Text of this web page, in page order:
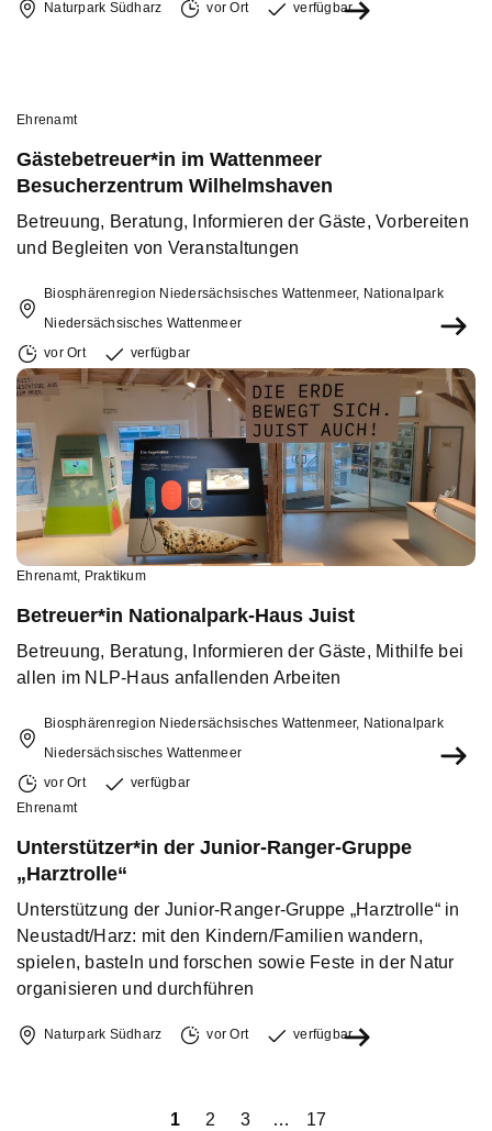
Naturpark Südharz vor Ort verfügbar
Ehrenamt
Gästebetreuer*in im Wattenmeer
Besucherzentrum Wilhelmshaven
Betreuung, Beratung, Informieren der Gäste, Vorbereiten
und Begleiten von Veranstaltungen
Biosphärenregion Niedersächsisches Wattenmeer, Nationalpark
Niedersächsisches Wattenmeer
vor Ort
verfügbar
Ehrenamt, Praktikum
Betreuer*in Nationalpark-Haus Juist
Betreuung, Beratung, Informieren der Gäste, Mithilfe bei
allen im NLP-Haus anfallenden Arbeiten
Biosphärenregion Niedersächsisches Wattenmeer, Nationalpark
Niedersächsisches Wattenmeer
vor Ort
verfügbar
Ehrenamt
Unterstützer*in der Junior-Ranger-Gruppe
„Harztrolle“
Unterstützung der Junior-Ranger-Gruppe „Harztrolle“ in
Neustadt/Harz: mit den Kindern/Familien wandern,
spielen, basteln und forschen sowie Feste in der Natur
organisieren und durchführen
Naturpark Südharz vor Ort verfügbar
1 2 3 … 17